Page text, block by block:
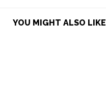
YOU MIGHT ALSO LIKE